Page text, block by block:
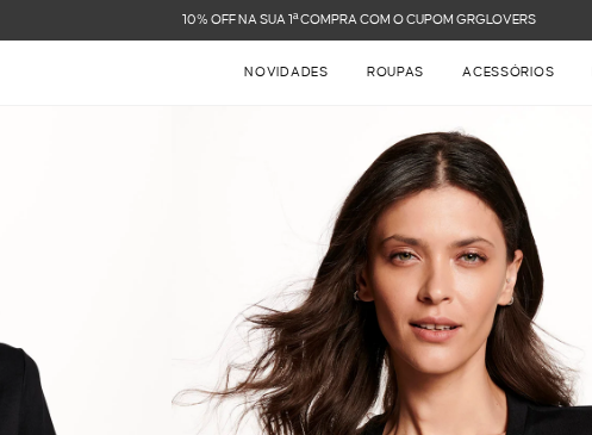
FRETE GRÁTIS NAS COMPRAS ACIMA DE R$ 899
NOVIDADES ROUPAS ACESSÓRIOS